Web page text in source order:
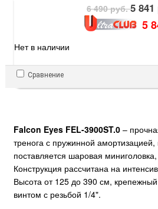
6 490 руб.5
5
Нет в наличии
Сравнение
Falcon Eyes FEL-3900ST.0 –
тренога с пружинной амортизацией,
поставляется шаровая
Конструкция рассчитана на
Высота от 125 до 390 см,
винтом с резьбой 1/4".